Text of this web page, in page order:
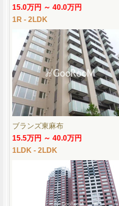
15.0万円 ～ 40.0万円
1R - 2LDK
ブランズ東麻布
15.5万円 ～ 40.0万円
1LDK - 2LDK